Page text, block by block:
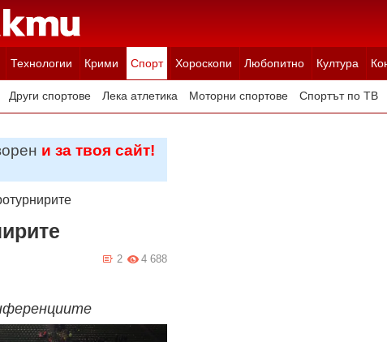
Технологии Крими Спорт Хороскопи Любопитно Култура
Други спортове Лека атлетика Моторни спортове Спортът по ТВ
и за твоя сайт!
4 688
2